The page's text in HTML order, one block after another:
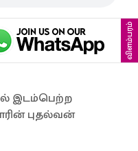
விளம்பரம்
இடம்பெற்ற
புதல்வன்